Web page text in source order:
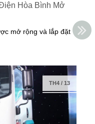
Hòa Bình Mở
mở rộng và lắp đặt
TH4/ 13